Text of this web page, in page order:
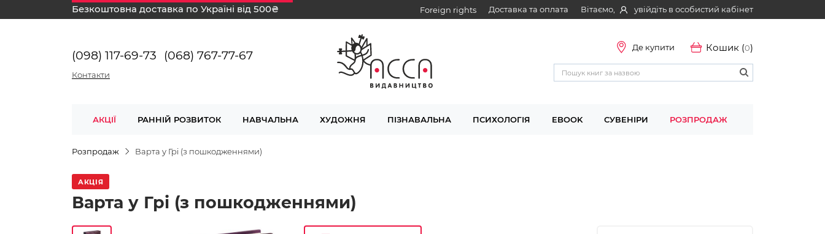
Безкоштовна доставка по Україні від 500₴ Foreign rights Доставка та оплата Вітаємо, увійдіть в особистий кабінет
(098) 117-69-73 (068) 767-77-67
Контакти
Де купити Кошик (0)
АКЦІЇ РАННІЙ РОЗВИТОК НАВЧАЛЬНА ХУДОЖНЯ ПІЗНАВАЛЬНА ПСИХОЛОГІЯ EBOOK СУВЕНІРИ РОЗПРОДАЖ
Розпродаж Варта у Грі (з пошкодженнями)
АКЦІЯ
Варта у Грі (з пошкодженнями)